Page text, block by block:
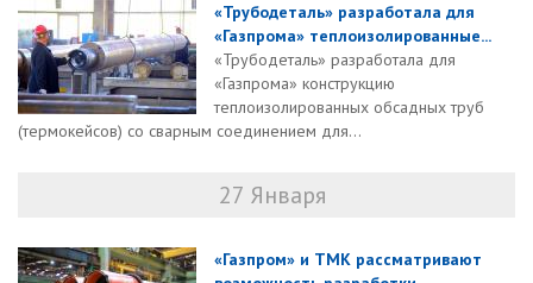
«Трубодеталь» разработала для
«Газпрома» теплоизолированные...
«Трубодеталь» разработала для
«Газпрома» конструкцию
теплоизолированных обсадных труб
(термокейсов) со сварным соединением для...
27 Января
«Газпром» и ТМК рассматривают